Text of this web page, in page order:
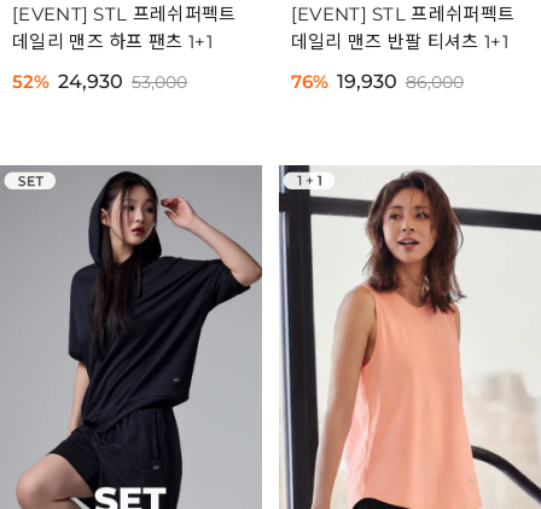
[EVENT] STL 프레쉬퍼펙트
데일리 맨즈 하프 팬츠 1+1
52% 24,930 53,000
[EVENT] STL 프레쉬퍼펙트
데일리 맨즈 반팔 티셔츠 1+1
76% 19,930 86,000